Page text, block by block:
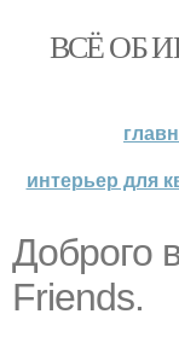
ВСЁ ОБ
интерьер для
Доброго
Friends.